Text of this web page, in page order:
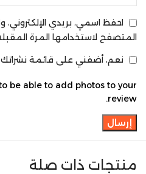
احفظ اسمي، بريدي الإلكتروني،
المتصفح لاستخدامها المرة
نعم، أضفني على قائمة نشراتك
be able to add photos to your
review.
منتجات ذات صلة